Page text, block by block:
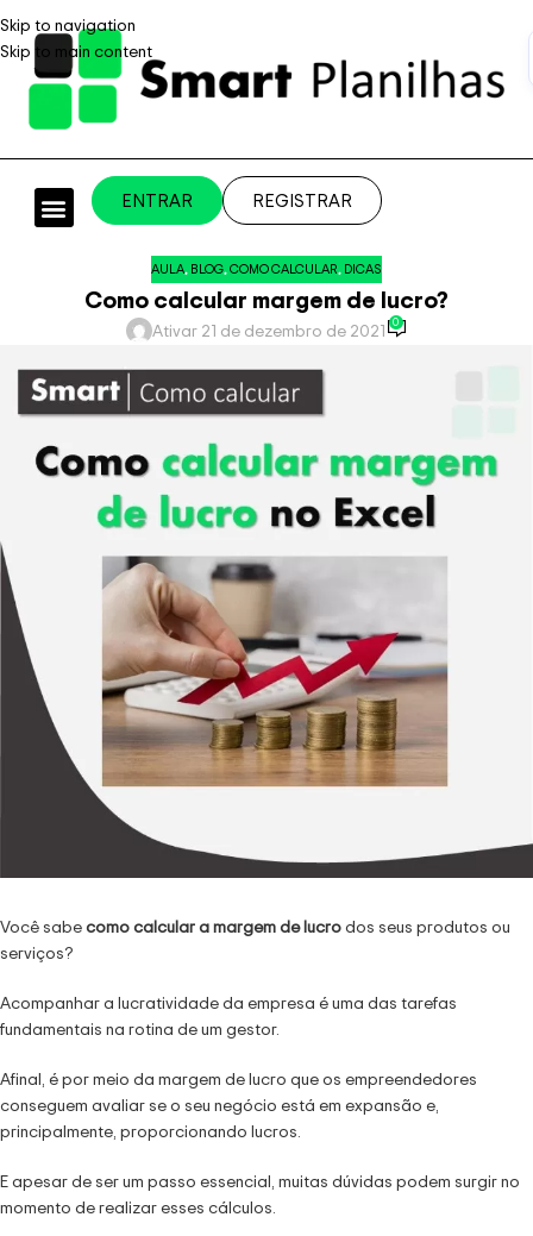
Skip to navigation
Skip to main content
ENTRAR REGISTRAR
AULA,BLOG,COMO CALCULAR,DICAS
Como calcular margem de lucro?
Ativar 21 de dezembro de 2021 0
Você sabecomo calcular a margem de lucrodos seus produtos ou
serviços?
Acompanhar a lucratividade da empresa é uma das tarefas
fundamentais na rotina de um gestor.
Afinal, é por meio da margem de lucro que os empreendedores
conseguem avaliar se o seu negócio está em expansão e,
principalmente, proporcionando lucros.
E apesar de ser um passo essencial, muitas dúvidas podem surgir no
momento de realizar esses cálculos.